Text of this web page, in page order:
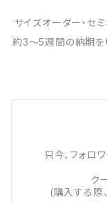
サイズオーダー・セ
約3～5週間の納期を
只今、フォロ
ク
(購入する際